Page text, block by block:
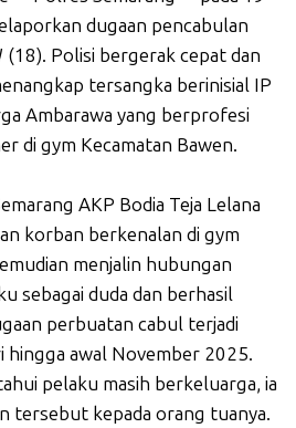
dugaan pencabulan
Polisi bergerak cepat dan
tersangka berinisial IP
Ambarawa yang berprofesi
di gym Kecamatan Bawen.
AKP Bodia Teja Lelana
korban berkenalan di gym
menjalin hubungan
sebagai duda dan berhasil
perbuatan cabul terjadi
hingga awal November 2025.
pelaku masih berkeluarga, ia
tersebut kepada orang tuanya.